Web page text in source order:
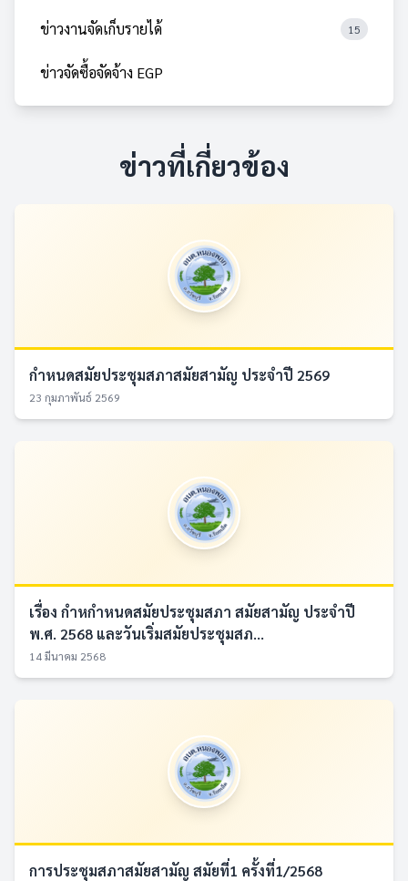
ข่าวงานจัดเก็บรายได้ 15
ข่าวจัดซื้อจัดจ้าง EGP
ข่าวที่เกี่ยวข้อง
กำหนดสมัยประชุมสภาสมัยสามัญ ประจำปี 2569
23 กุมภาพันธ์ 2569
เรื่อง กำหกำหนดสมัยประชุมสภา สมัยสามัญ ประจำปี
พ.ศ. 2568 และวันเริ่มสมัยประชุมสภ...
14 มีนาคม 2568
การประชุมสภาสมัยสามัญ สมัยที่1 ครั้งที่1/2568